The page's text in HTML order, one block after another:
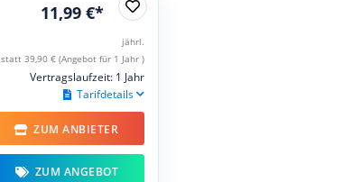
11,99 €*
jährl.
statt 39,90 € (Angebot für 1 Jahr )
Vertragslaufzeit: 1 Jahr
Tarifdetails
ZUM ANBIETER
ZUM ANGEBOT